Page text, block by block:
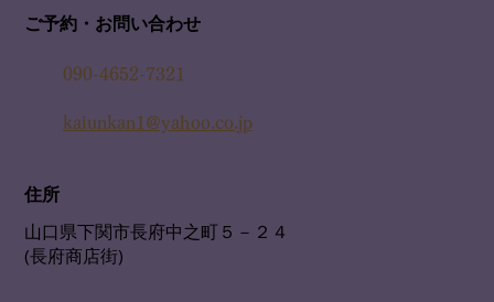
ご予約・お問い合わせ
090-4652-7321
kaiunkan1@yahoo.co.jp
住所
山口県下関市長府中之町５－２４
(長府商店街)